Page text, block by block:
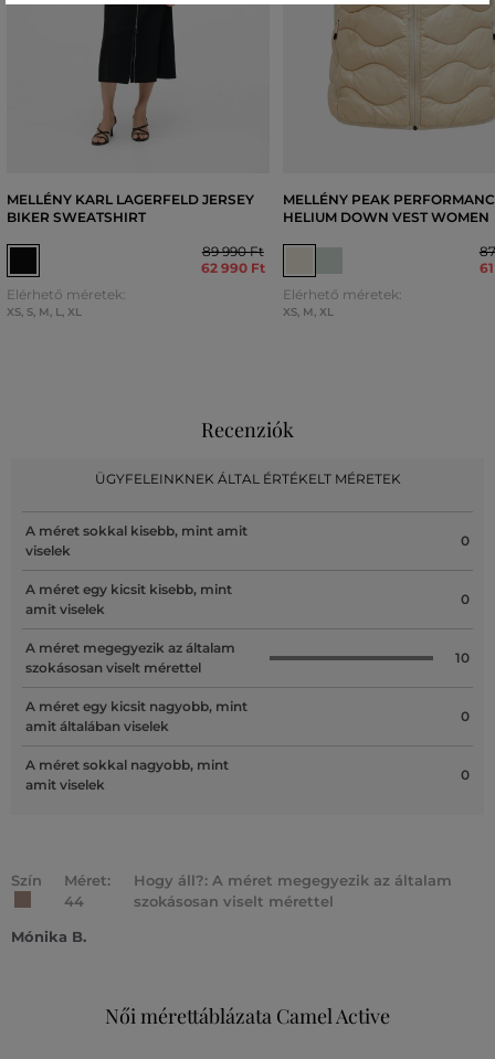
MELLÉNY KARL LAGERFELD JERSEY
BIKER SWEATSHIRT
89 990 Ft
62 990 Ft
Elérhető méretek:
XS, S, M, L, XL
MELLÉNY PEAK
HELIUM DOWN VEST WOMEN
Elérhető méretek:
XS, M, XL
Recenziók
ÜGYFELEINKNEK ÁLTAL ÉRTÉKELT MÉRETEK
A méret sokkal kisebb, mint amit
viselek
0
A méret egy kicsit kisebb, mint
amit viselek
0
A méret megegyezik az általam
szokásosan viselt mérettel
10
A méret egy kicsit nagyobb, mint
amit általában viselek
0
A méret sokkal nagyobb, mint
amit viselek
0
Szín
Méret:
44
Hogy áll?: A méret megegyezik az általam
szokásosan viselt mérettel
Mónika B.
Női mérettáblázata Camel Active